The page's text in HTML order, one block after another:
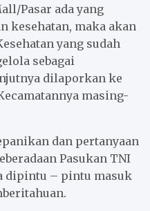
Pasar ada yang
kesehatan, maka akan
yang sudah
sebagai
dilaporkan ke
masing-
dan pertanyaan
Pasukan TNI
dipintu – pintu masuk